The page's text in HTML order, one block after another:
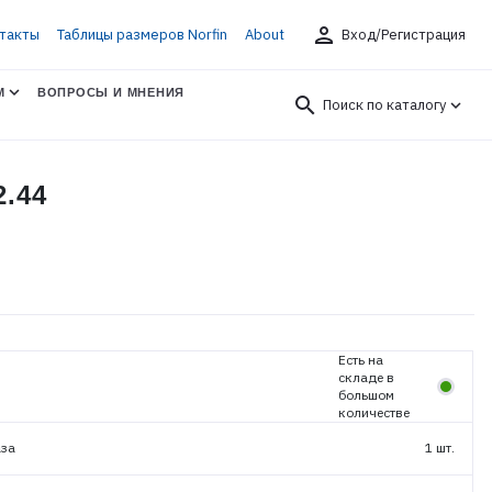
Таблицы размеров Norfin About person Вход/Регистрация
ВОПРОСЫ И МНЕНИЯ
search Поиск по каталогу
Есть на
складе в
большом
количестве
1 шт.